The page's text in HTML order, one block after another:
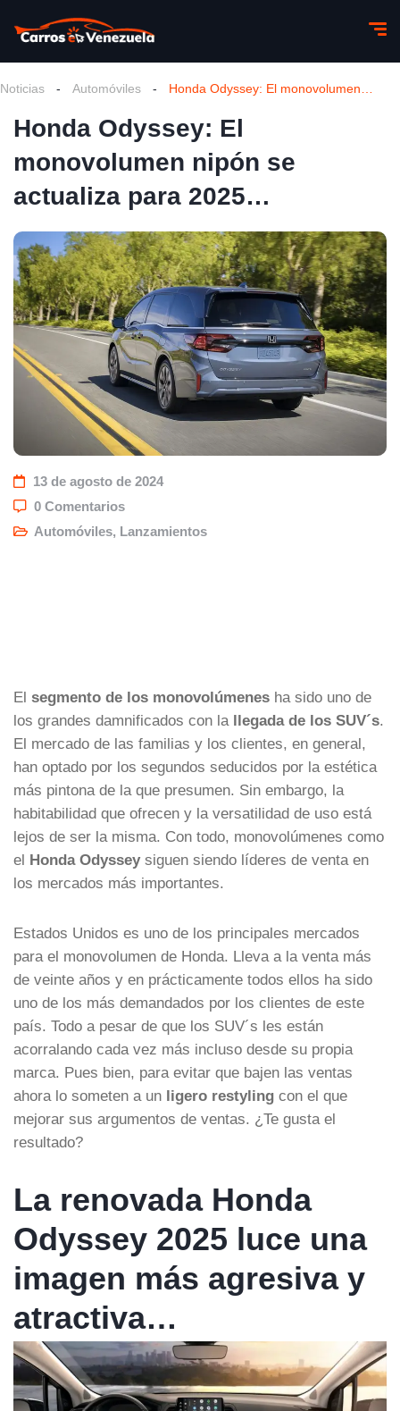
Noticias - Automóviles -
Honda Odyssey: El
monovolumen nipón se
actualiza para 2025…
13 de agosto de 2024
0 Comentarios
Automóviles, Lanzamientos
El segmento de los monovolúmenes ha sido uno de
los grandes damnificados con la llegada de los SUV´s.
El mercado de las familias y los clientes, en general,
han optado por los segundos seducidos por la estética
más pintona de la que presumen. Sin embargo, la
habitabilidad que ofrecen y la versatilidad de uso está
lejos de ser la misma. Con todo, monovolúmenes como
el Honda Odysseysiguen siendo líderes de venta en
los mercados más importantes.
Estados Unidos es uno de los principales mercados
para el monovolumen de Honda. Lleva a la venta más
de veinte años y en prácticamente todos ellos ha sido
uno de los más demandados por los clientes de este
país. Todo a pesar de que los SUV´s les están
acorralando cada vez más incluso desde su propia
marca. Pues bien, para evitar que bajen las ventas
ahora lo someten a un ligero restyling con el que
mejorar sus argumentos de ventas. ¿Te gusta el
resultado?
La renovada Honda
Odyssey 2025 luce una
imagen más agresiva y
atractiva…